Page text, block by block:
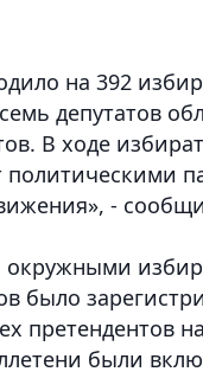
на 392
депутатов
В ходе
политическими
-
было
претендентов
были